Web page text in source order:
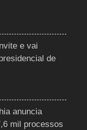
e vai
de
anuncia
mil processos